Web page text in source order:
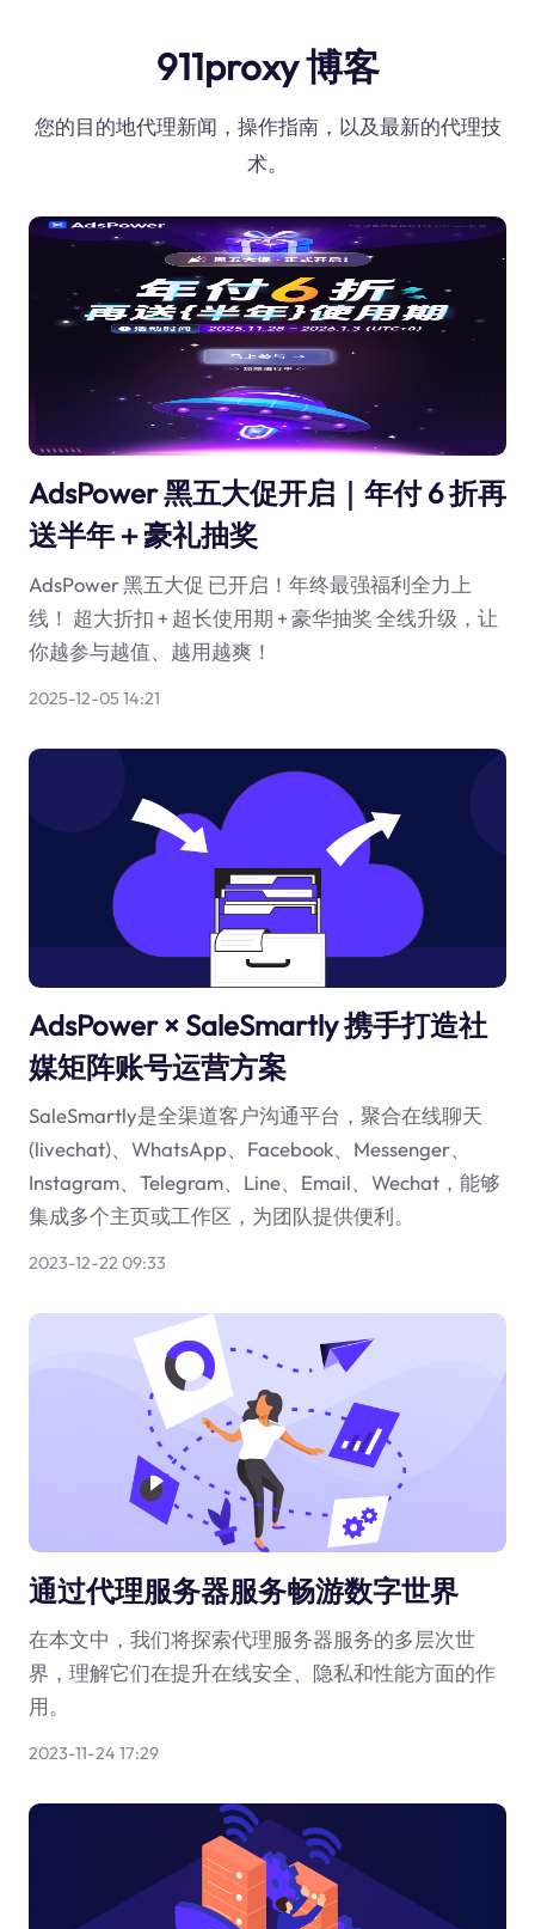
911proxy 博客
您的目的地代理新闻，操作指南，以及最新的代理技
术。
AdsPower 黑五大促开启｜年付 6 折再
送半年＋豪礼抽奖
AdsPower 黑五大促 已开启！年终最强福利全力上
线！ 超大折扣 + 超长使用期 + 豪华抽奖 全线升级，让
你越参与越值、越用越爽！
2025-12-05 14:21
AdsPower × SaleSmartly 携手打造社
媒矩阵账号运营方案
SaleSmartly是全渠道客户沟通平台，聚合在线聊天
(livechat)、WhatsApp、Facebook、Messenger、
Instagram、Telegram、Line、Email、Wechat，能够
集成多个主页或工作区，为团队提供便利。
2023-12-22 09:33
通过代理服务器服务畅游数字世界
在本文中，我们将探索代理服务器服务的多层次世
界，理解它们在提升在线安全、隐私和性能方面的作
用。
2023-11-24 17:29